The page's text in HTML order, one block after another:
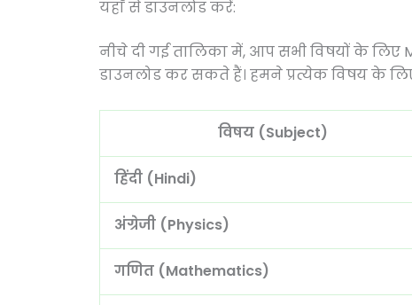
यहाँ से डाउनलोड करें:
नीचे दी गई तालिका में, आप सभी विषयों के लिए
डाउनलोड कर सकते हैं। हमने प्रत्येक विषय के
विषय (Subject)
हिंदी (Hindi)
अंग्रेजी (Physics)
गणित (Mathematics)